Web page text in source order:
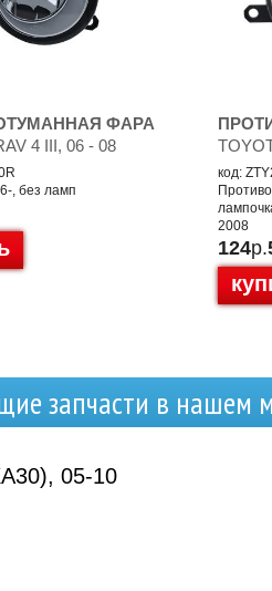
ФАРА
4 III, 06 - 08
, без ламп
код:
2008
124р.
запчасти в нашем
05-10